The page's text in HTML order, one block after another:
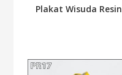
Plakat Wisuda Resin